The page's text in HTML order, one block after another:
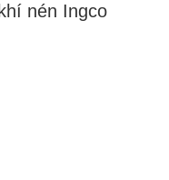
nén Ingco